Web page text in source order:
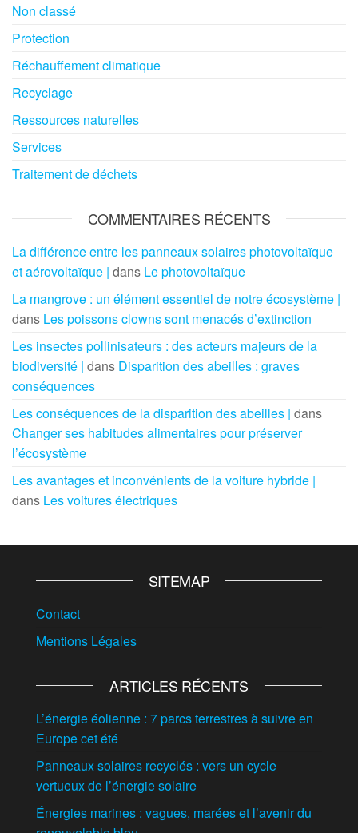
Non classé
Protection
Réchauffement climatique
Recyclage
Ressources naturelles
Services
Traitement de déchets
COMMENTAIRES RÉCENTS
La différence entre les panneaux solaires photovoltaïque
et aérovoltaïque | dans Le photovoltaïque
La mangrove : un élément essentiel de notre écosystème |
dans Les poissons clowns sont menacés d’extinction
Les insectes pollinisateurs : des acteurs majeurs de la
biodiversité | dans Disparition des abeilles : graves
conséquences
Les conséquences de la disparition des abeilles | dans
Changer ses habitudes alimentaires pour préserver
l’écosystème
Les avantages et inconvénients de la voiture hybride |
dans Les voitures électriques
SITEMAP
Contact
Mentions Légales
ARTICLES RÉCENTS
L’énergie éolienne : 7 parcs terrestres à suivre en
Europe cet été
Panneaux solaires recyclés : vers un cycle
vertueux de l’énergie solaire
Énergies marines : vagues, marées et l’avenir du